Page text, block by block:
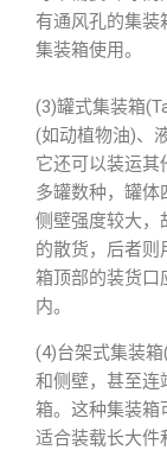
有通风孔的集装
集装箱使用。
(3)罐式集装箱
(如动植物油)、
它还可以装运其
多罐数种，罐体
侧壁强度较大，
的散货，后者则
箱顶部的装货口
内。
(4)台架式集装
和侧壁，甚至连
箱。这种集装箱
适合装载长大件